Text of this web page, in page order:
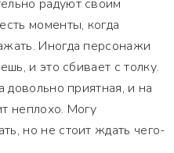
радуют своим
моменты, когда
Иногда персонажи
и это сбивает с толку.
довольно приятная, и на
неплохо. Могу
но не стоит ждать чего-